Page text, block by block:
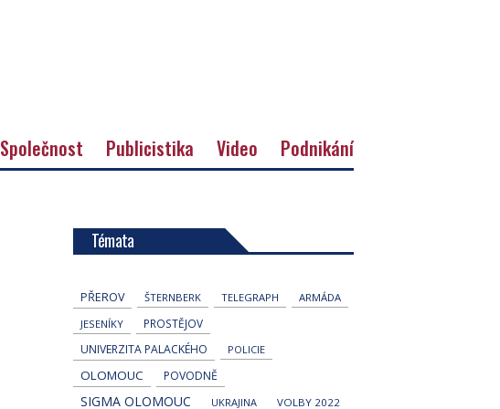
Společnost Publicistika Video Podnikání
Témata
PŘEROV ŠTERNBERK TELEGRAPH
ARMÁDA
JESENÍKY
PROSTĚJOV
UNIVERZITA PALACKÉHO POLICIE
OLOMOUC POVODNĚ
SIGMA OLOMOUC UKRAJINA VOLBY 2022